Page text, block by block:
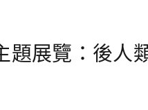
題展覽：後人